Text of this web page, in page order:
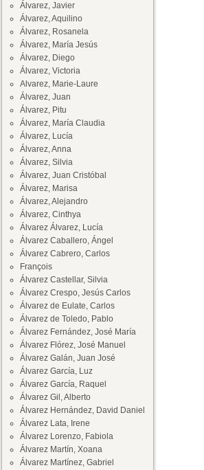
Álvarez, Javier
Álvarez, Aquilino
Álvarez, Rosanela
Álvarez, María Jesús
Álvarez, Diego
Álvarez, Victoria
Alvarez, Marie-Laure
Álvarez, Juan
Álvarez, Pitu
Álvarez, María Claudia
Álvarez, Lucía
Álvarez, Anna
Álvarez, Silvia
Álvarez, Juan Cristóbal
Álvarez, Marisa
Álvarez, Alejandro
Álvarez, Cinthya
Álvarez Álvarez, Lucía
Álvarez Caballero, Ángel
Álvarez Cabrero, Carlos
François
Álvarez Castellar, Silvia
Álvarez Crespo, Jesús Carlos
Álvarez de Eulate, Carlos
Álvarez de Toledo, Pablo
Álvarez Fernández, José María
Álvarez Flórez, José Manuel
Álvarez Galán, Juan José
Álvarez García, Luz
Álvarez García, Raquel
Álvarez Gil, Alberto
Álvarez Hernández, David Daniel
Álvarez Lata, Irene
Álvarez Lorenzo, Fabiola
Álvarez Martín, Xoana
Álvarez Martínez, Gabriel